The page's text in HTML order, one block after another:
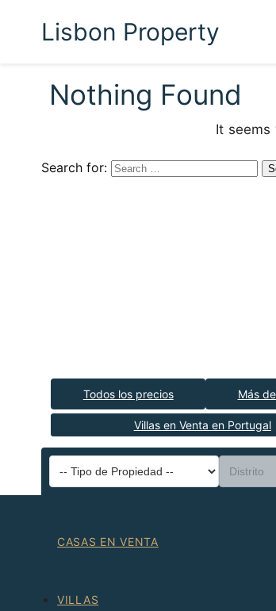
Lisbon Property
Nothing Found
It
Search for:
Todos los precios Más
Villas en Venta en Portugal
CASAS EN VENTA
VILLAS